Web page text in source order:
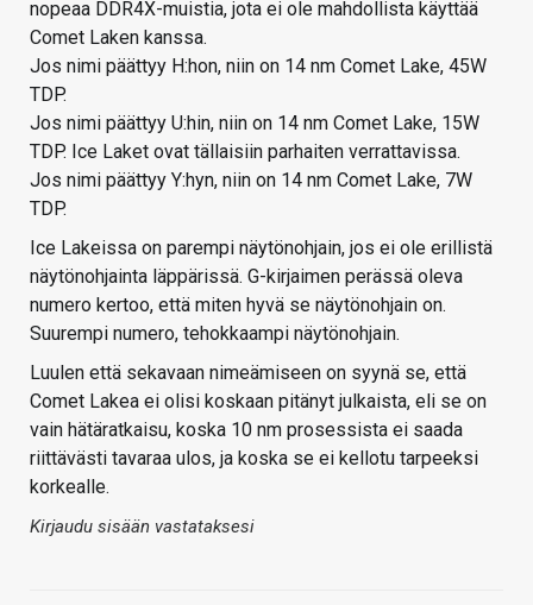
nopeaa DDR4X-muistia, jota ei ole mahdollista käyttää
Comet Laken kanssa.
Jos nimi päättyy H:hon, niin on 14 nm Comet Lake, 45W
TDP.
Jos nimi päättyy U:hin, niin on 14 nm Comet Lake, 15W
TDP. Ice Laket ovat tällaisiin parhaiten verrattavissa.
Jos nimi päättyy Y:hyn, niin on 14 nm Comet Lake, 7W
TDP.
Ice Lakeissa on parempi näytönohjain, jos ei ole erillistä
näytönohjainta läppärissä. G-kirjaimen perässä oleva
numero kertoo, että miten hyvä se näytönohjain on.
Suurempi numero, tehokkaampi näytönohjain.
Luulen että sekavaan nimeämiseen on syynä se, että
Comet Lakea ei olisi koskaan pitänyt julkaista, eli se on
vain hätäratkaisu, koska 10 nm prosessista ei saada
riittävästi tavaraa ulos, ja koska se ei kellotu tarpeeksi
korkealle.
Kirjaudu sisään vastataksesi